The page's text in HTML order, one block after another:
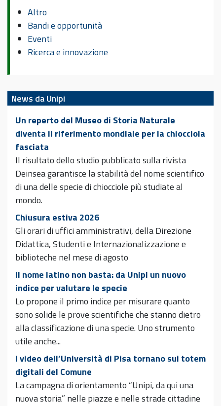
Altro
Bandi e opportunità
Eventi
Ricerca e innovazione
News da Unipi
Un reperto del Museo di Storia Naturale
diventa il riferimento mondiale per la chiocciola
fasciata
Il risultato dello studio pubblicato sulla rivista
Deinsea garantisce la stabilità del nome scientifico
di una delle specie di chiocciole più studiate al
mondo.
Chiusura estiva 2026
Gli orari di uffici amministrativi, della Direzione
Didattica, Studenti e Internazionalizzazione e
biblioteche nel mese di agosto
Il nome latino non basta: da Unipi un nuovo
indice per valutare le specie
Lo propone il primo indice per misurare quanto
sono solide le prove scientifiche che stanno dietro
alla classificazione di una specie. Uno strumento
utile anche...
I video dell’Università di Pisa tornano sui totem
digitali del Comune
La campagna di orientamento “Unipi, da qui una
nuova storia” nelle piazze e nelle strade cittadine